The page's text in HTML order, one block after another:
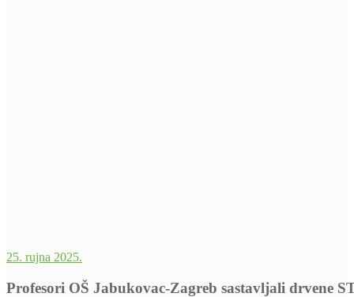
25. rujna 2025.
Profesori OŠ Jabukovac-Zagreb sastavljali drvene